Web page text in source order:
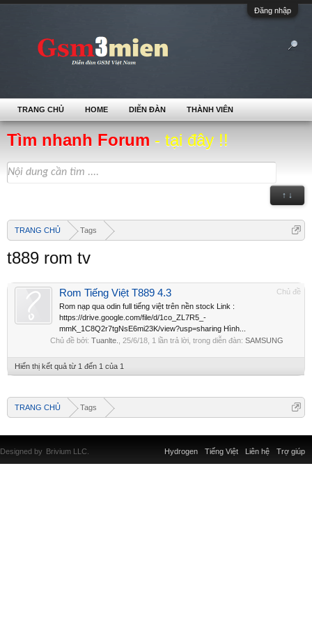
Đăng nhập
Tìm nhanh Forum - tại đây !!
↑ ↓
TRANG CHỦ Tags
t889 rom tv
Chủ đề
Rom Tiếng Việt T889 4.3
Rom nạp qua odin full tiếng việt trên nền stock Link :
https://drive.google.com/file/d/1co_ZL7R5_-
mmK_1C8Q2r7tgNsE6mi23K/view?usp=sharing Hình...
Chủ đề bởi: Tuanlte. 25/6/18 , 1 lần trả lời, trong diễn đàn: SAMSUNG
Hiển thị kết quả từ 1 đến 1 của 1
TRANG CHỦ Tags
TRANG CHỦ HOME DIỄN ĐÀN THÀNH VIÊN
Liên hệ Trợ giúp
Hydrogen Tiếng Việt
Designed by Brivium LLC.